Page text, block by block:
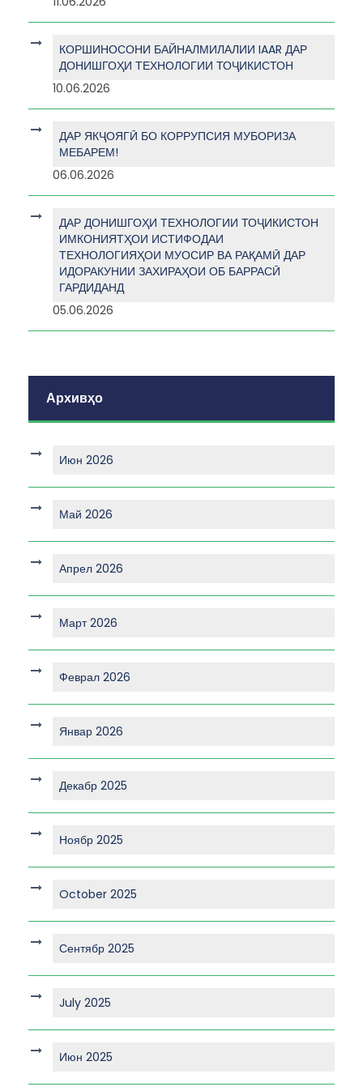
КОРШИНОСОНИ БАЙНАЛМИЛАЛИИ IAAR ДАР
ДОНИШГОҲИ ТЕХНОЛОГИИ ТОҶИКИСТОН
10.06.2026
ДАР ЯКҶОЯГӢ БО КОРРУПСИЯ МУБОРИЗА
МЕБАРЕМ!
06.06.2026
ДАР ДОНИШГОҲИ ТЕХНОЛОГИИ ТОҶИКИСТОН
ИМКОНИЯТҲОИ ИСТИФОДАИ
ТЕХНОЛОГИЯҲОИ МУОСИР ВА РАҚАМӢ ДАР
ИДОРАКУНИИ ЗАХИРАҲОИ ОБ БАРРАСӢ
ГАРДИДАНД
05.06.2026
Архивҳо
Июн 2026
Май 2026
Апрел 2026
Март 2026
Феврал 2026
Январ 2026
Декабр 2025
Ноябр 2025
October 2025
Сентябр 2025
July 2025
Июн 2025